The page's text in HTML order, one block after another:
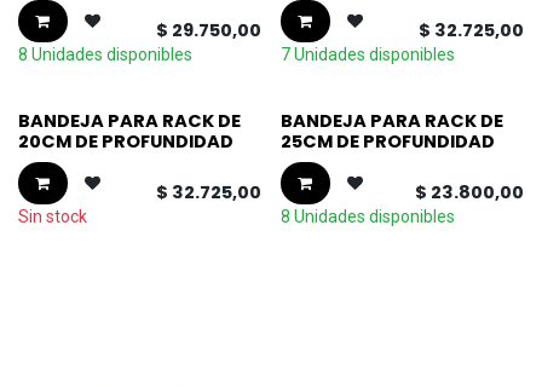
$ 29.750,00
8 Unidades disponibles
$ 32.725,00
7 Unidades disponibles
BANDEJA PARA RACK DE
20CM DE PROFUNDIDAD
$ 32.725,00
Sin stock
BANDEJA PARA RACK DE
25CM DE PROFUNDIDAD
$ 23.800,00
8 Unidades disponibles